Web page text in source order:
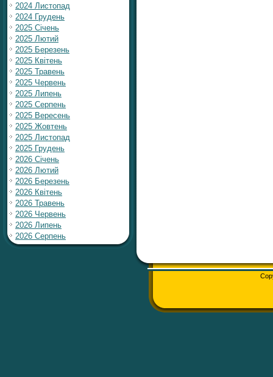
2024 Листопад
2024 Грудень
2025 Січень
2025 Лютий
2025 Березень
2025 Квітень
2025 Травень
2025 Червень
2025 Липень
2025 Серпень
2025 Вересень
2025 Жовтень
2025 Листопад
2025 Грудень
2026 Січень
2026 Лютий
2026 Березень
2026 Квітень
2026 Травень
2026 Червень
2026 Липень
2026 Серпень